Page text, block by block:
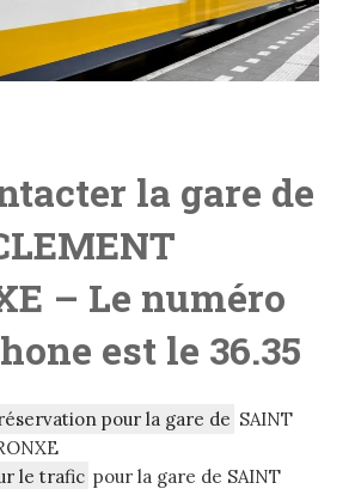
la gare de
– Le numéro
est le 36.35
pour la gare de SAINT
le trafic pour la gare de SAINT